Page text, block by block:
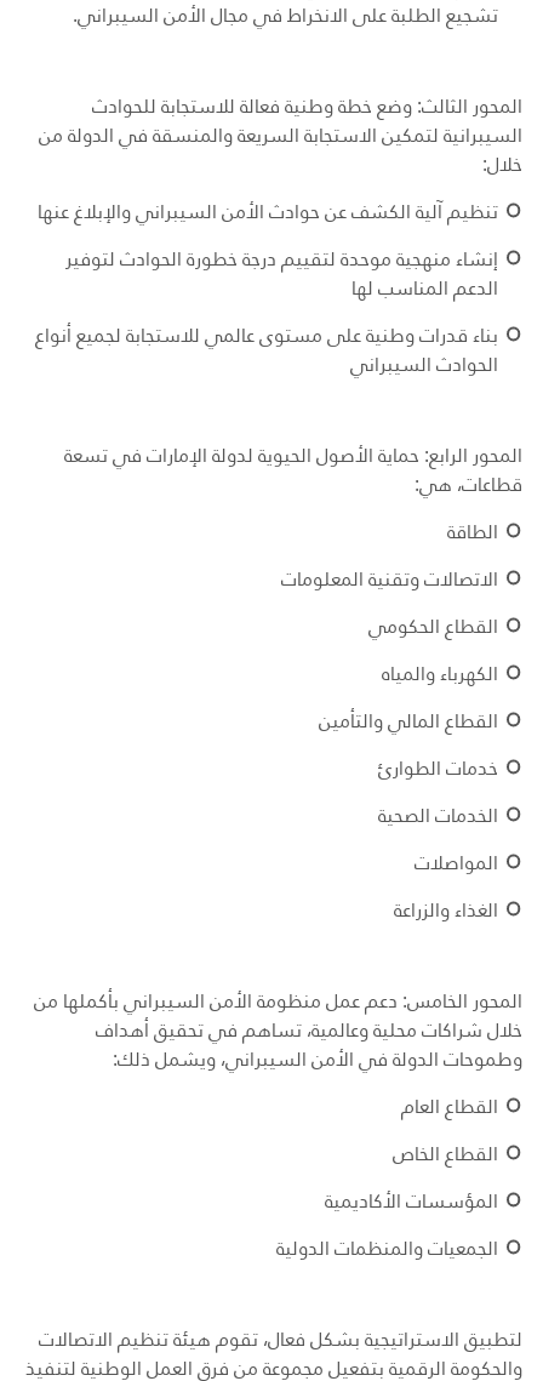
تشجيع الطلبة على الانخراط في مجال الأمن السيبراني.
المحور الثالث: وضع خطة وطنية فعالة للاستجابة للحوادث
السيبرانية لتمكين الاستجابة السريعة والمنسقة في الدولة من
خلال:
تنظيم آلية الكشف عن حوادث الأمن السيبراني والإبلاغ عنها
إنشاء منهجية موحدة لتقييم درجة خطورة الحوادث لتوفير
الدعم المناسب لها
بناء قدرات وطنية على مستوى عالمي للاستجابة لجميع أنواع
الحوادث السيبراني
المحور الرابع: حماية الأصول الحيوية لدولة الإمارات في تسعة
قطاعات، هي:
الطاقة
الاتصالات وتقنية المعلومات
القطاع الحكومي
الكهرباء والمياه
القطاع المالي والتأمين
خدمات الطوارئ
الخدمات الصحية
المواصلات
الغذاء والزراعة
المحور الخامس: دعم عمل منظومة الأمن السيبراني بأكملها من
خلال شراكات محلية وعالمية، تساهم في تحقيق أهداف
وطموحات الدولة في الأمن السيبراني، ويشمل ذلك:
القطاع العام
القطاع الخاص
المؤسسات الأكاديمية
الجمعيات والمنظمات الدولية
لتطبيق الاستراتيجية بشكل فعال، تقوم هيئة تنظيم الاتصالات
والحكومة الرقمية بتفعيل مجموعة من فرق العمل الوطنية لتنفيذ